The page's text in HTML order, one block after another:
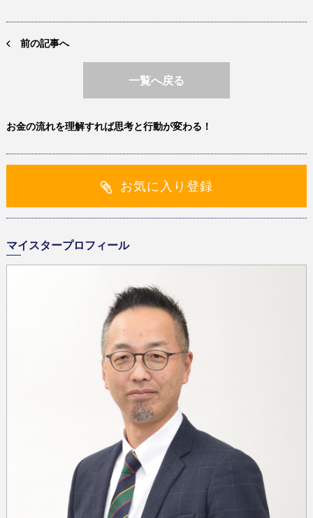
前の記事へ
一覧へ戻る
お金の流れを理解すれば思考と行動が変わる！
お気に入り登録
マイスタープロフィール